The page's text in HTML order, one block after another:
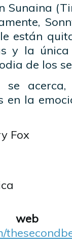
Sunaina
están
y la
de los
en la
Fox